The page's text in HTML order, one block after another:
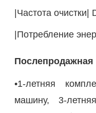
|Частота очистки|
|Потребление
Послепродажная
•1-летняя
машину, 3-